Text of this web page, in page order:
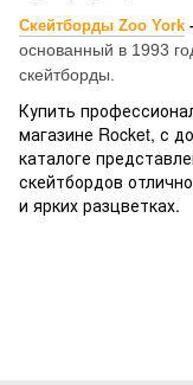
Скейтборды Zoo York
основанный в 1993
скейтборды.
Купить
магазине Rocket, с
каталоге
скейтбордов
и ярких разцветках.